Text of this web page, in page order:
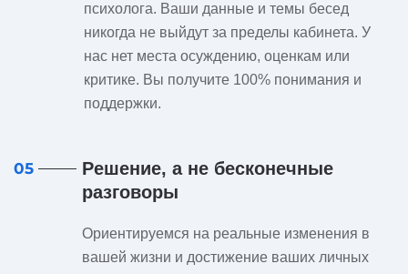
психолога. Ваши данные и темы бесед
никогда не выйдут за пределы кабинета. У
нас нет места осуждению, оценкам или
критике. Вы получите 100% понимания и
поддержки.
05
Решение, а не бесконечные
разговоры
Ориентируемся на реальные изменения в
вашей жизни и достижение ваших личных